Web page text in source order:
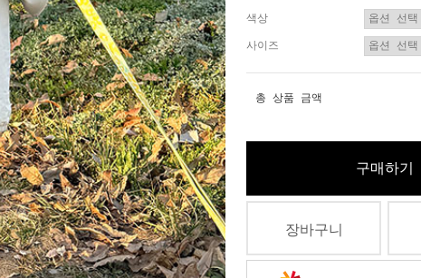
색상
사이즈
총 상품 금액
구매하기
장바구니